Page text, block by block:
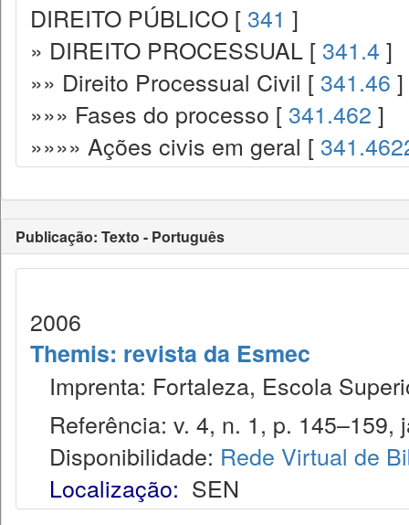
DIREITO PÚBLICO [ 341 ]
» DIREITO PROCESSUAL [ 341.4 ]
»» Direito Processual Civil [ 341.46 ]
»»» Fases do processo [ 341.462 ]
»»»» Ações civis em geral [
Publicação: Texto - Português
2006
Themis: revista da Esmec
Imprenta: Fortaleza, Escola
Referência: v. 4, n. 1, p. 145–159,
Disponibilidade: Rede Virtual de
Localização: SEN